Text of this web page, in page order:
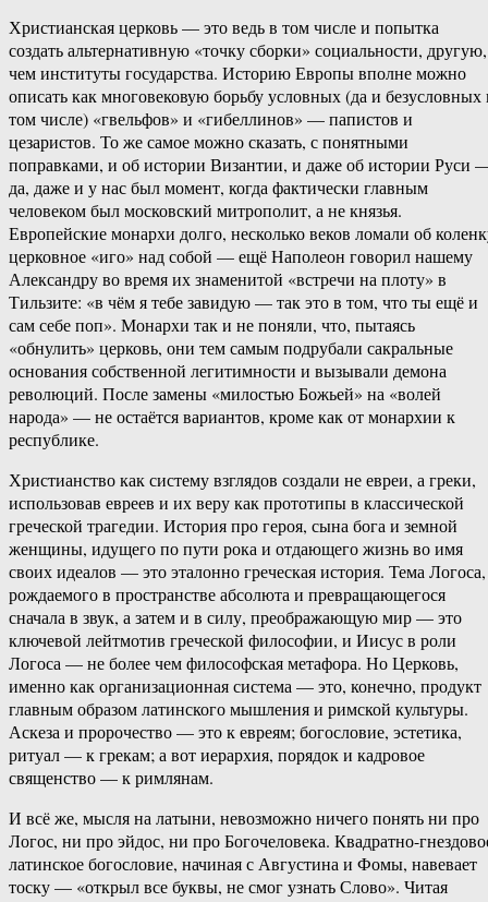
Христианская церковь — это ведь в том числе и попытка
создать альтернативную «точку сборки» социальности, другую,
чем институты государства. Историю Европы вполне можно
описать как многовековую борьбу условных (да и безусловных
том числе) «гвельфов» и «гибеллинов» — папистов и
цезаристов. То же самое можно сказать, с понятными
поправками, и об истории Византии, и даже об истории Руси
да, даже и у нас был момент, когда фактически главным
человеком был московский митрополит, а не князья.
Европейские монархи долго, несколько веков ломали об
церковное «иго» над собой — ещё Наполеон говорил нашему
Александру во время их знаменитой «встречи на плоту» в
Тильзите: «в чём я тебе завидую — так это в том, что ты ещё и
сам себе поп». Монархи так и не поняли, что, пытаясь
«обнулить» церковь, они тем самым подрубали сакральные
основания собственной легитимности и вызывали демона
революций. После замены «милостью Божьей» на «волей
народа» — не остаётся вариантов, кроме как от монархии к
республике.
Христианство как систему взглядов создали не евреи, а греки,
использовав евреев и их веру как прототипы в классической
греческой трагедии. История про героя, сына бога и земной
женщины, идущего по пути рока и отдающего жизнь во имя
своих идеалов — это эталонно греческая история. Тема Логоса,
рождаемого в пространстве абсолюта и превращающегося
сначала в звук, а затем и в силу, преображающую мир — это
ключевой лейтмотив греческой философии, и Иисус в роли
Логоса — не более чем философская метафора. Но Церковь,
именно как организационная система — это, конечно, продукт
главным образом латинского мышления и римской культуры.
Аскеза и пророчество — это к евреям; богословие, эстетика,
ритуал — к грекам; а вот иерархия, порядок и кадровое
священство — к римлянам.
И всё же, мысля на латыни, невозможно ничего понять ни про
Логос, ни про эйдос, ни про Богочеловека. Квадратно-
латинское богословие, начиная с Августина и Фомы, навевает
тоску — «открыл все буквы, не смог узнать Слово». Читая